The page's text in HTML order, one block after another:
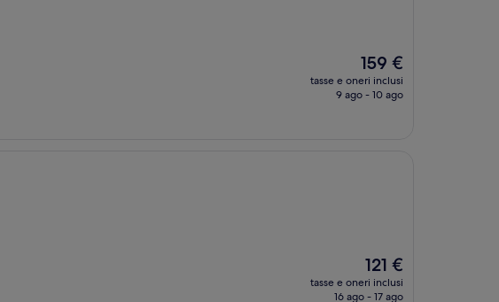
Il
prezzo
attuale
159 €
tasse e oneri inclusi
9 ago - 10 ago
Il
prezzo
attuale
121 €
tasse e oneri inclusi
16 ago - 17 ago